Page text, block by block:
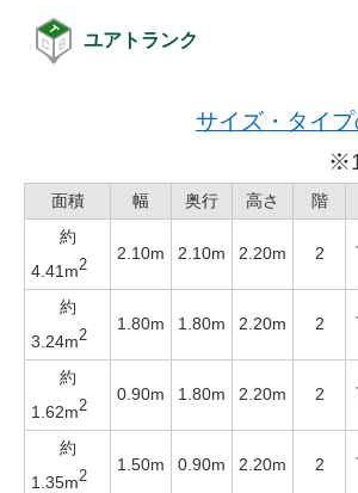
ユアトランク
サイズ・タイ
面積 幅 奥行 高さ 階
約
4.41m2
2.10m 2.10m 2.20m 2
約
3.24m2
1.80m 1.80m 2.20m 2
約
1.62m2
0.90m 1.80m 2.20m 2
約
1.35m2
1.50m 0.90m 2.20m 2